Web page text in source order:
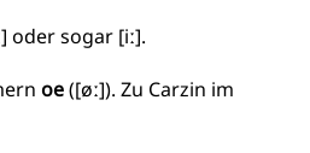
oder sogar [iː].
oe([øː]). Zu Carzin im